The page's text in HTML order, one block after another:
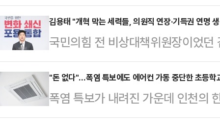
년 A씨와 B씨…
대해서 존중을 한다"며 "내가 거기
로 설전을 벌이는 게 적합하지 않다
바 '강제 단일화 사태' 당시 지도부
원은 안 …
모호하다는 뜻이다. 그 때문에 이
지지 않는다. 역사와 전통이 오래인
이가 뚜렷하지 않다. 물론 좌파정당
기는 하다. 그러나 정당으로서의 정
음으로써(아마도 못 하는 것이겠지
고 있다.자코뱅 적 구호와 행태를
은 ‘자유민주주의’를 최우선…
김용태 "개혁 막는 세력들, 의원직 연장·기득권 연명
국민의힘 전 비상대책위원장이었
오른 인적쇄신·청산론을 막고 있는
은) 국회의원 한 번 더 연장하려고
각한다"고 비판했다.김용태 의원은
대하는 의원들이 원하는 것은 국회
"돈 없다"…폭염 특보에도 에어컨 가동 중단한 초등학
폭염 특보가 내려진 가운데 인천의
내 에어컨 가동을 일시 중단했다가